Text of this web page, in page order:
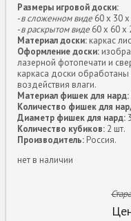
Размеры игровой доски:
-в сложенном виде 60 х 30
-в раскрытом виде 60 х 60 х
Материал доски: каркас
Оформление доски:
лазерной фотопечати и
каркаса доски
воздействия влаги.
Материал фишек для нард:
Количество фишек для
Диаметр фишек для нард:
Количество кубиков: 2 шт.
Производитель: Россия.
нет в наличии